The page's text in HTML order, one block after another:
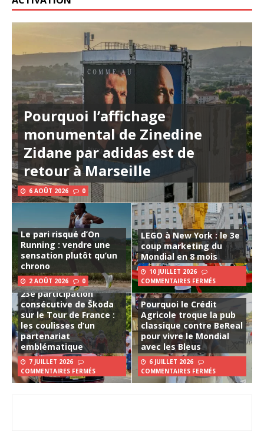
Pourquoi l’affichage
monumental de Zinedine
Zidane par adidas est de
retour à Marseille
6 AOÛT 2026 0
Le pari risqué d’On
Running : vendre une
sensation plutôt qu’un
chrono
2 AOÛT 2026 0
LEGO à New York : le 3e
coup marketing du
Mondial en 8 mois
10 JUILLET 2026
COMMENTAIRES FERMÉS
23e participation
consécutive de Škoda
sur le Tour de France :
les coulisses d’un
partenariat
emblématique
7 JUILLET 2026
COMMENTAIRES FERMÉS
Pourquoi le Crédit
Agricole troque la pub
classique contre BeReal
pour vivre le Mondial
avec les Bleus
6 JUILLET 2026
COMMENTAIRES FERMÉS